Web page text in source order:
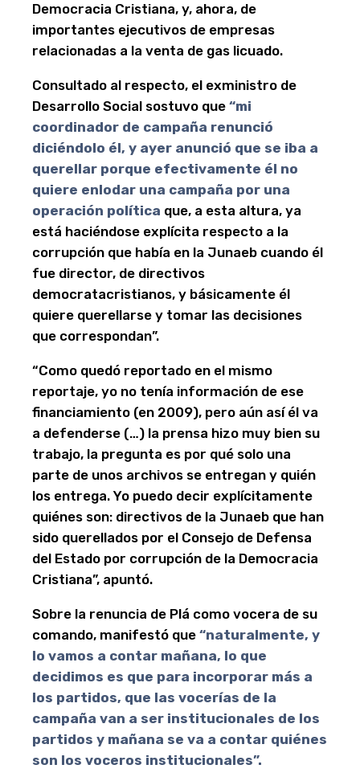
Democracia Cristiana, y, ahora, de
importantes ejecutivos de empresas
relacionadas a la venta de gas licuado.
Consultado al respecto, el exministro de
Desarrollo Social sostuvo que “mi
coordinador de campaña renunció
diciéndolo él, y ayer anunció que se iba a
querellar porque efectivamente él no
quiere enlodar una campaña por una
operación política que, a esta altura, ya
está haciéndose explícita respecto a la
corrupción que había en la Junaeb cuando él
fue director, de directivos
democratacristianos, y básicamente él
quiere querellarse y tomar las decisiones
que correspondan”.
“Como quedó reportado en el mismo
reportaje, yo no tenía información de ese
financiamiento (en 2009), pero aún así él va
a defenderse (…) la prensa hizo muy bien su
trabajo, la pregunta es por qué solo una
parte de unos archivos se entregan y quién
los entrega. Yo puedo decir explícitamente
quiénes son: directivos de la Junaeb que han
sido querellados por el Consejo de Defensa
del Estado por corrupción de la Democracia
Cristiana”, apuntó.
Sobre la renuncia de Plá como vocera de su
comando, manifestó que “naturalmente, y
lo vamos a contar mañana, lo que
decidimos es que para incorporar más a
los partidos, que las vocerías de la
campaña van a ser institucionales de los
partidos y mañana se va a contar quiénes
son los voceros institucionales”.